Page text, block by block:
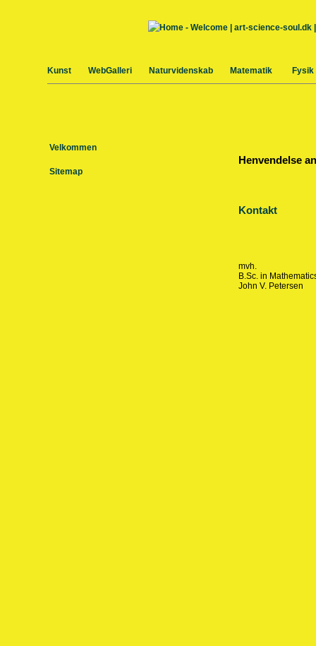
Kunst WebGalleri Naturvidenskab Matematik Fysik
Velkommen
Sitemap
Henvendelse
Kontakt
mvh.
B.Sc. in
John V. Petersen